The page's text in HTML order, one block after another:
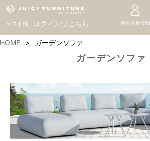
ゲスト様 ログインはこちら 新規会員登録
HOME ガーデンソファ
ガーデンソファ